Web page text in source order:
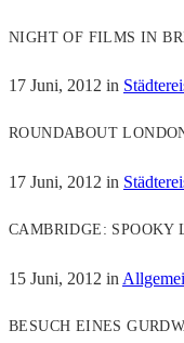
NIGHT OF FILMS IN
17 Juni, 2012 in
ROUNDABOUT
17 Juni, 2012 in
CAMBRIDGE: SPOOKY
15 Juni, 2012 in
BESUCH EINES